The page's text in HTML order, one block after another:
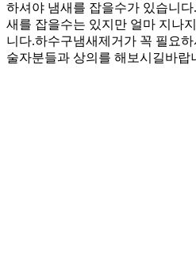
하셔야 냄새를 잡을수가 있습니
새를 잡을수는 있지만 얼마 지나
니다.하수구냄새제거가 꼭 필요
술자분들과 상의를 해보시길바랍